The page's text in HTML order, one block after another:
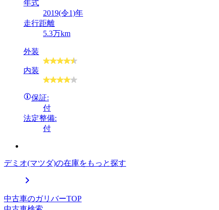
年式
2019(令1)年
走行距離
5.3万km
外装
内装
保証:
付
法定整備:
付
デミオ(マツダ)の在庫をもっと探す
中古車のガリバーTOP